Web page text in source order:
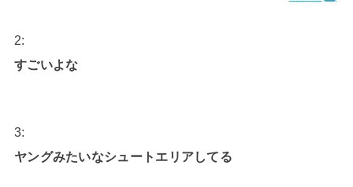
2:
すごいよな
3:
ヤングみたいなシュートエリアしてる